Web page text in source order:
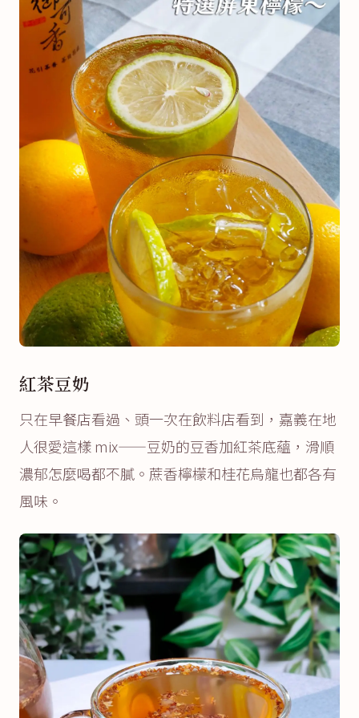
紅茶豆奶
只在早餐店看過、頭一次在飲料店看到，嘉義在地
人很愛這樣 mix——豆奶的豆香加紅茶底蘊，滑順
濃郁怎麼喝都不膩。蔗香檸檬和桂花烏龍也都各有
風味。